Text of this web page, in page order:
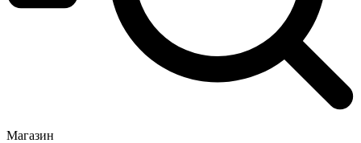
Магазин